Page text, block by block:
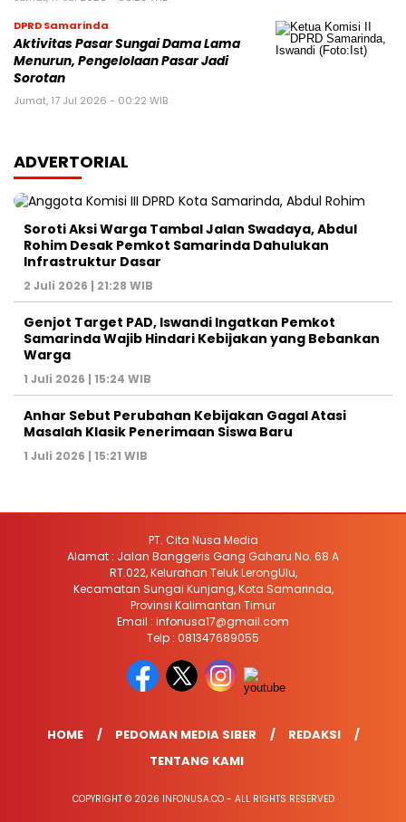
DPRD Samarinda
Aktivitas Pasar Sungai Dama Lama
Menurun, Pengelolaan Pasar Jadi
Sorotan
Jumat, 17 Jul 2026 - 00:22 WIB
ADVERTORIAL
Soroti Aksi Warga Tambal Jalan Swadaya, Abdul
Rohim Desak Pemkot Samarinda Dahulukan
Infrastruktur Dasar
2 Juli 2026 | 21:28 WIB
Genjot Target PAD, Iswandi Ingatkan Pemkot
Samarinda Wajib Hindari Kebijakan yang Bebankan
Warga
1 Juli 2026 | 15:24 WIB
Anhar Sebut Perubahan Kebijakan Gagal Atasi
Masalah Klasik Penerimaan Siswa Baru
1 Juli 2026 | 15:21 WIB
PT. Cita Nusa Media
Alamat : Jalan Banggeris Gang Gaharu No. 68 A
RT.022, Kelurahan Teluk LerongUlu,
Kecamatan Sungai Kunjang, Kota Samarinda,
Provinsi Kalimantan Timur
Email : infonusa17@gmail.com
Telp : 081347689055
HOME PEDOMAN MEDIA SIBER
REDAKSI
TENTANG KAMI
COPYRIGHT © 2026 INFONUSA.CO - ALL RIGHTS RESERVED